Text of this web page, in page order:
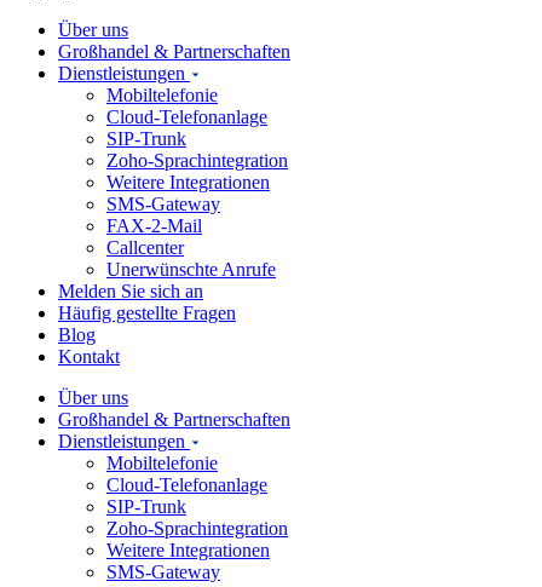
Über uns
Großhandel & Partnerschaften
Dienstleistungen
Mobiltelefonie
Cloud-Telefonanlage
SIP-Trunk
Zoho-Sprachintegration
Weitere Integrationen
SMS-Gateway
FAX-2-Mail
Callcenter
Unerwünschte Anrufe
Melden Sie sich an
Häufig gestellte Fragen
Blog
Kontakt
Über uns
Großhandel & Partnerschaften
Dienstleistungen
Mobiltelefonie
Cloud-Telefonanlage
SIP-Trunk
Zoho-Sprachintegration
Weitere Integrationen
SMS-Gateway